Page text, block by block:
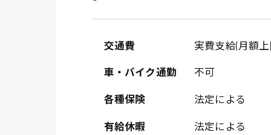
広島市佐伯区
廿日市市
山県郡
時給制すべて
日給制すべて
交通費 実費支給(月額
車・バイク通勤 不可
各種保険 法定による
有給休暇 法定による